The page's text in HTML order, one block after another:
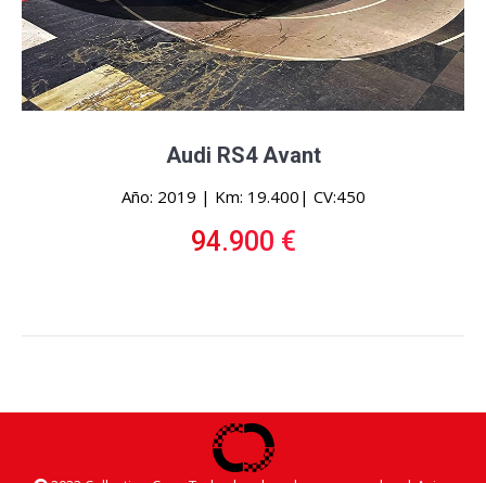
Audi RS4 Avant
Año: 2019 | Km: 19.400| CV:450
94.900 €